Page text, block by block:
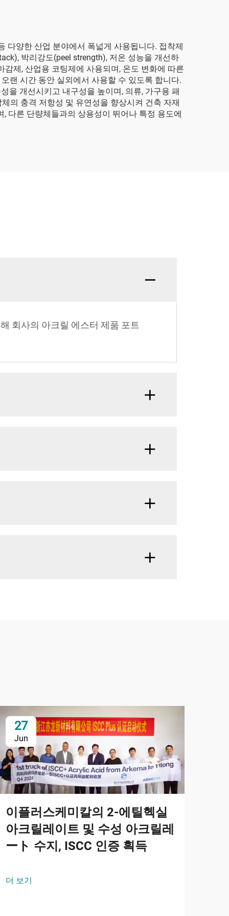
다양한 산업 분야에서 폭넓게 사용됩니다. 접착제
박리강도(peel strength), 저온 성능을 개선하
제, 산업용 코팅제에 사용되며, 온도 변화에 따른
랜 시간 동안 실외에서 사용할 수 있도록 합니다.
을 개선시키고 내구성을 높이며, 의류, 가구용 패
의 충격 저항성 및 유연성을 향상시켜 건축 자재
다른 단량체들과의 상용성이 뛰어나 특정 용도에
회사의 아크릴 에스터 제품 포트
27
Jun
이플러스케미칼의 2-에틸헥실
아크릴레이트 및 수성 아크릴레
ート 수지, ISCC 인증 획득
더 보기